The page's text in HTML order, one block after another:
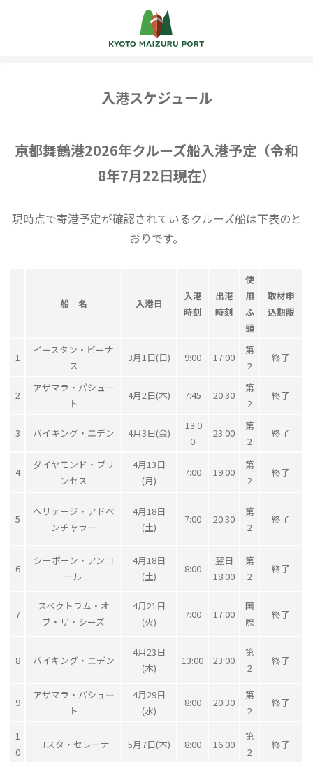
入港スケジュール
京都舞鶴港2026年クルーズ船入港予定 （令和
8年7月22日現在）
現時点で寄港予定が確認されているクルーズ船は下表のと
おりです。
船 名 入港日
入港
時刻
出港
時刻
使
用
ふ
頭
取材申
込期限
1
イースタン・ビーナ
ス
3月1日(日) 9:00 17:00
第
2
終了
2
アザマラ・パシュ―
ト
4月2日(木) 7:45 20:30
第
2
終了
3 バイキング・エデン 4月3日(金)
13:0
0
23:00
第
2
終了
4
ダイヤモンド・プリ
ンセス
4月13日
(月)
7:00 19:00
第
2
終了
5
ヘリテージ・アドベ
ンチャラー
4月18日
(土)
7:00 20:30
第
2
終了
6
シーボーン・アンコ
ール
4月18日
(土)
8:00
翌日
18:00
第
2
終了
7
スペクトラム・オ
ブ・ザ・シーズ
4月21日
(火)
7:00 17:00
国
際
終了
8 バイキング・エデン
4月23日
(木)
13:00 23:00
第
2
終了
9
アザマラ・パシュ―
ト
4月29日
(水)
8:00 20:30
第
2
終了
1
0
コスタ・セレーナ 5月7日(木) 8:00 16:00
第
2
終了